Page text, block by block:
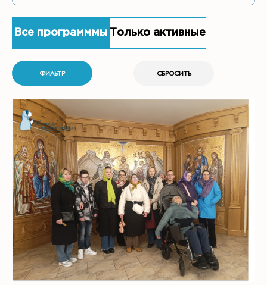
Все программмы Только активные